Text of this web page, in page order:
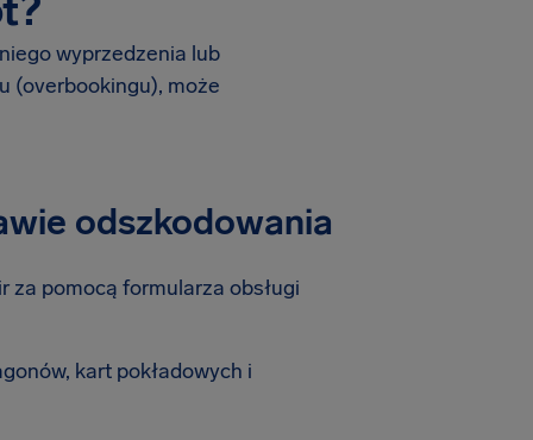
wyprzedzenia lub
(overbookingu), może
odszkodowania
za pomocą formularza obsługi
kart pokładowych i